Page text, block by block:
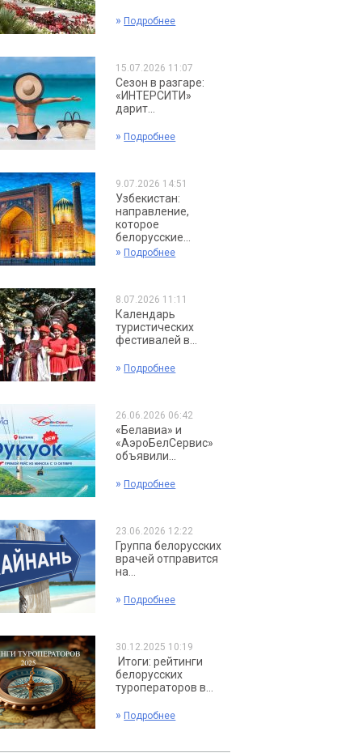
» Подробнее
15.07.2026 11:07
Сезон в разгаре:
«ИНТЕРСИТИ»
дарит...
» Подробнее
9.07.2026 14:51
Узбекистан:
направление,
которое
белорусские...
» Подробнее
8.07.2026 11:11
Календарь
туристических
фестивалей в...
» Подробнее
26.06.2026 06:42
«Белавиа» и
«АэроБелСервис»
объявили...
» Подробнее
23.06.2026 12:22
Группа белорусских
врачей отправится
на...
» Подробнее
30.12.2025 10:19
Итоги: рейтинги
белорусских
туроператоров в...
» Подробнее